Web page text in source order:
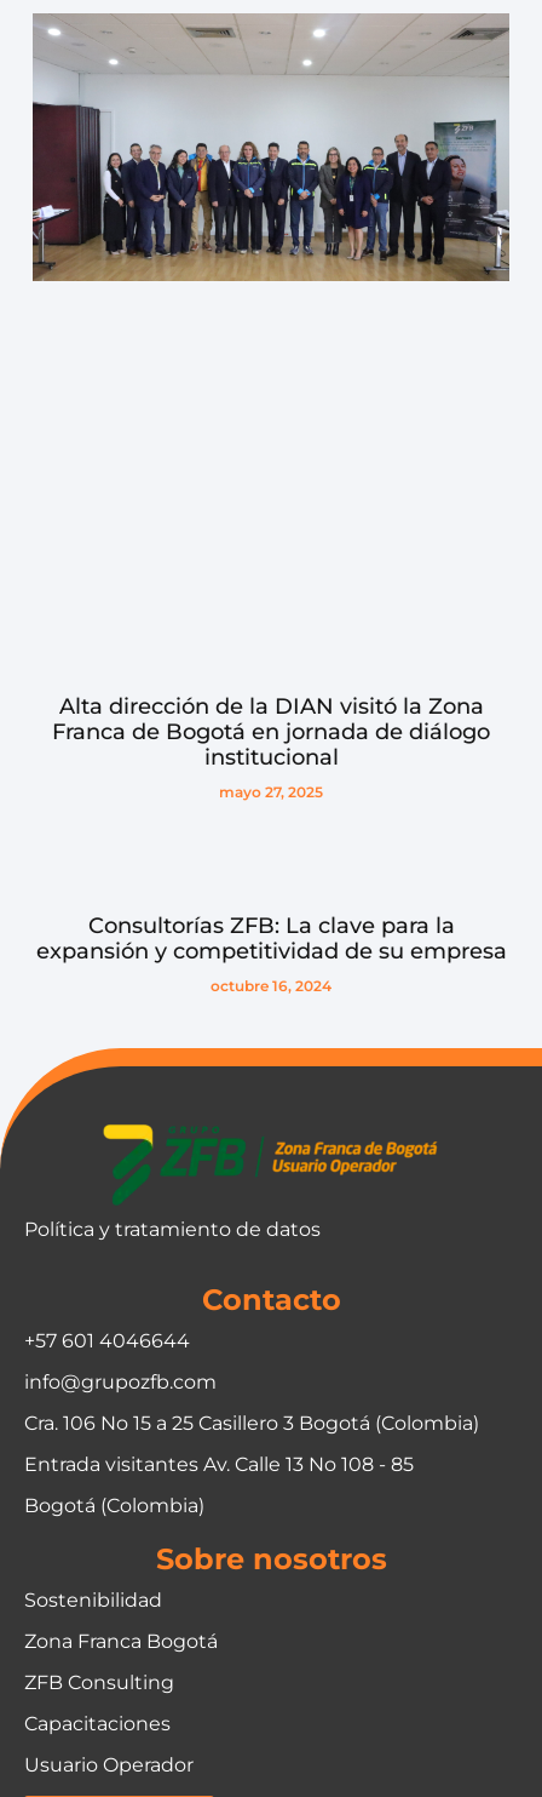
Alta dirección de la DIAN visitó la Zona
Franca de Bogotá en jornada de diálogo
institucional
mayo 27, 2025
Consultorías ZFB: La clave para la
expansión y competitividad de su empresa
octubre 16, 2024
Política y tratamiento de datos
Contacto
+57 601 4046644
info@grupozfb.com
Cra. 106 No 15 a 25 Casillero 3 Bogotá (Colombia)
Entrada visitantes Av. Calle 13 No 108 - 85
Bogotá (Colombia)
Sobre nosotros
Sostenibilidad
Zona Franca Bogotá
ZFB Consulting
Capacitaciones
Usuario Operador